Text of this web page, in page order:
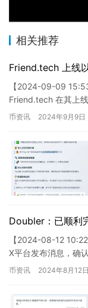
相关推荐
Friend.tech 上线
【2024-09-09
Friend.tech 在其上
中，共有 4467 万美
币资讯 2024年9月9日
Doubler：已顺利
【2024-08-12
X平台发布消息，确
根据活动规则，每持
币资讯 2024年8月12日